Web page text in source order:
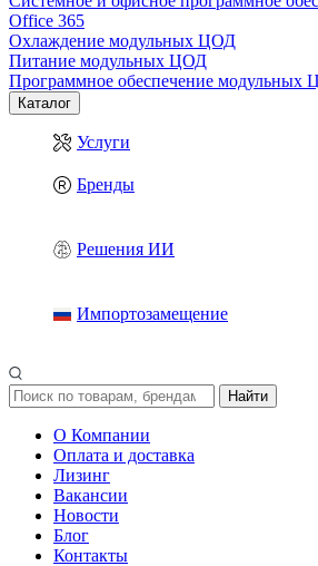
Office 365
Охлаждение модульных ЦОД
Питание модульных ЦОД
Программное обеспечение модульных
Каталог
Услуги
Бренды
Решения ИИ
Импортозамещение
Найти
О Компании
Оплата и доставка
Лизинг
Вакансии
Новости
Блог
Контакты